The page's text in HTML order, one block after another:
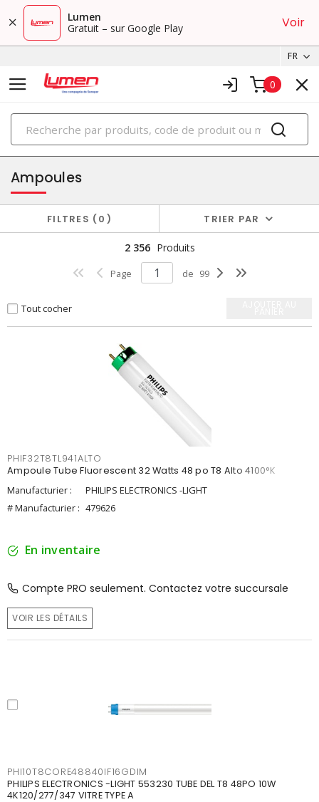
Lumen
Gratuit – sur Google Play
Voir
FR
0
PRODUITS
éclairage
Ampoules
FILTRES 0 TRIER PAR
2 356 Produits
Page de 99
Tout cocher
PHIF32T8TL941ALTO
Ampoule Tube Fluorescent 32 Watts 48 po T8 Alto 4100°K
Manufacturier :
PHILIPS ELECTRONICS -LIGHT
# Manufacturier : 479626
En inventaire
Compte PRO seulement. Contactez votre succursale
VOIR LES DÉTAILS
PHI10T8CORE48840IF16GDIM
PHILIPS ELECTRONICS -LIGHT 553230 TUBE DEL T8 48PO 10W
4K120/277/347 VITRE TYPE A